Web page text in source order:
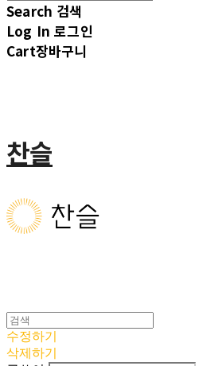
Search 검색
Log In 로그인
Cart장바구니
찬슬
수정하기
삭제하기